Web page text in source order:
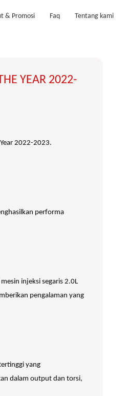
& Promosi Faq Tentang kami
YEAR 2022-
2022-2023.
performa
injeksi segaris 2.0L
pengalaman yang
yang
dalam output dan torsi,